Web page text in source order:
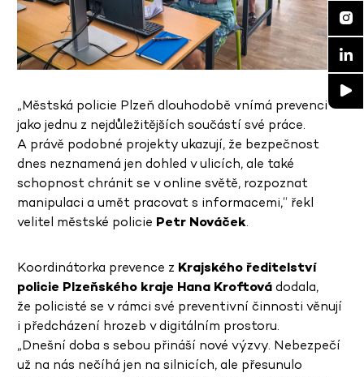
„Městská policie Plzeň dlouhodobě vnímá prevenci
jako jednu z nejdůležitějších součástí své práce.
A právě podobné projekty ukazují, že bezpečnost
dnes neznamená jen dohled v ulicích, ale také
schopnost chránit se v online světě, rozpoznat
manipulaci a umět pracovat s informacemi,“ řekl
velitel městské policie Petr Nováček.
Koordinátorka prevence z Krajského ředitelství
policie Plzeňského kraje Hana Kroftovádodala,
že policisté se v rámci své preventivní činnosti věnují
i předcházení hrozeb v digitálním prostoru.
„Dnešní doba s sebou přináší nové výzvy. Nebezpečí
už na nás nečíhá jen na silnicích, ale přesunulo